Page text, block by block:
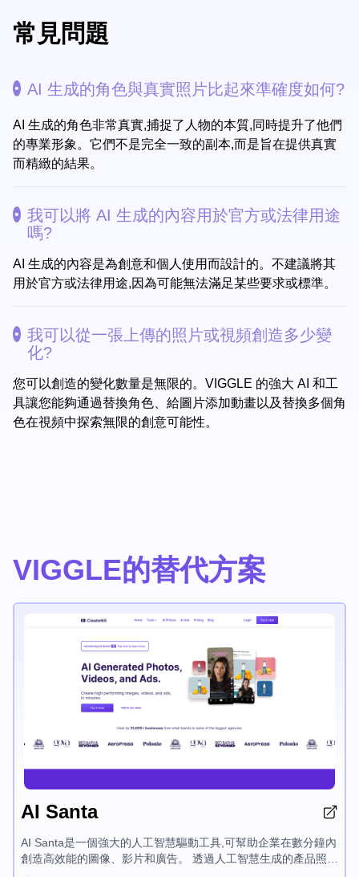
常見問題
AI 生成的角色與真實照片比起來準確度如何?
AI 生成的角色非常真實,捕捉了人物的本質,同時提升了他們
的專業形象。它們不是完全一致的副本,而是旨在提供真實
而精緻的結果。
我可以將 AI 生成的內容用於官方或法律用途
嗎?
AI 生成的內容是為創意和個人使用而設計的。不建議將其
用於官方或法律用途,因為可能無法滿足某些要求或標準。
我可以從一張上傳的照片或視頻創造多少變
化?
您可以創造的變化數量是無限的。VIGGLE 的強大 AI 和工
具讓您能夠通過替換角色、給圖片添加動畫以及替換多個角
色在視頻中探索無限的創意可能性。
VIGGLE的替代方案
AI Santa
AI Santa是一個強大的人工智慧驅動工具,可幫助企業在數分鐘內
創造高效能的圖像、影片和廣告。 透過人工智慧生成的產品照